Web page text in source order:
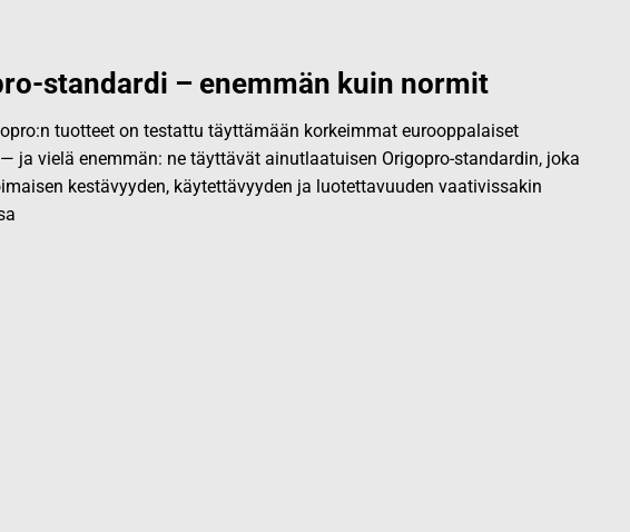
standardi – enemmän kuin normit
tuotteet on testattu täyttämään korkeimmat eurooppalaiset
ja vielä enemmän: ne täyttävät ainutlaatuisen Origopro-standardin, joka
kestävyyden, käytettävyyden ja luotettavuuden vaativissakin